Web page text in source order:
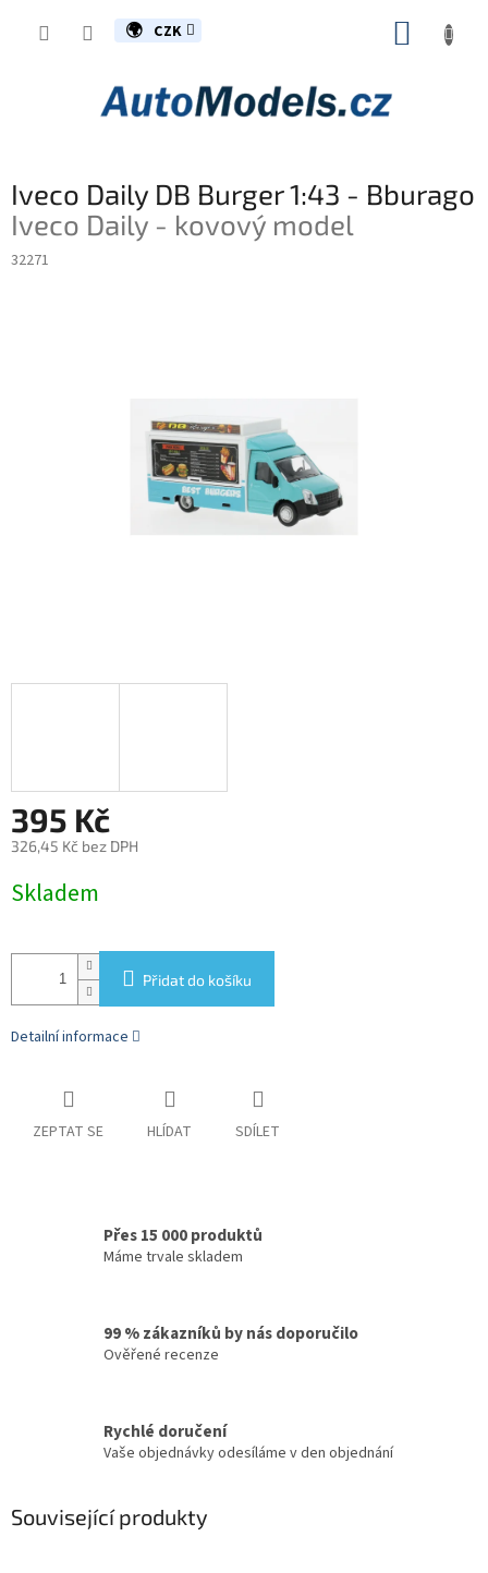
CZK
Iveco Daily DB Burger 1:43 - Bburago
Iveco Daily - kovový model
32271
395 Kč
326,45 Kč bez DPH
cena:
Skladem
Přidat do košíku
Detailní informace
ZEPTAT SE HLÍDAT SDÍLET
Přes 15 000 produktů
Máme trvale skladem
99 % zákazníků by nás doporučilo
Ověřené recenze
Rychlé doručení
Vaše objednávky odesíláme v den objednání
Související produkty